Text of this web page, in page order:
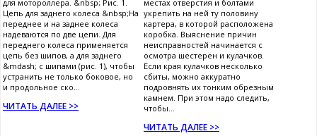
для мотороллера. &nbsp; Рис. 1.
Цепь для заднего колеса &nbsp;На
переднее и на заднее колеса
надеваются по две цепи. Для
переднего колеса применяется
цепь без шипов, а для заднего
&mdash; с шипами (рис. 1), чтобы
устранить не только боковое, но
и продольное ско...
ЧИТАТЬ ДАЛЕЕ >>
местах отверстия и болтами
укрепить на ней ту половину
картера, в которой расположена
коробка. Выяснение причин
неисправностей начинается с
осмотра шестерен и кулачков.
Если края кулачков несколько
сбиты, можно аккуратно
подровнять их тонким обрезным
камнем. При этом надо следить,
чтобы...
ЧИТАТЬ ДАЛЕЕ >>